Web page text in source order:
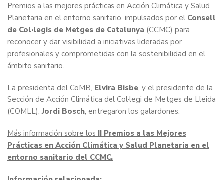
Premios a las mejores prácticas en Acción Climática y Salud
Planetaria en el entorno sanitario, impulsados por el Consell
de Col·legis de Metges de Catalunya (CCMC) para
reconocer y dar visibilidad a iniciativas lideradas por
profesionales y comprometidas con la sostenibilidad en el
ámbito sanitario.
La presidenta del CoMB, Elvira Bisbe, y el presidente de la
Sección de Acción Climática del Col·legi de Metges de Lleida
(COMLL),Jordi Bosch, entregaron los galardones.
Más información sobre los II Premios a las Mejores
Prácticas en Acción Climática y Salud Planetaria en el
entorno sanitario del CCMC.